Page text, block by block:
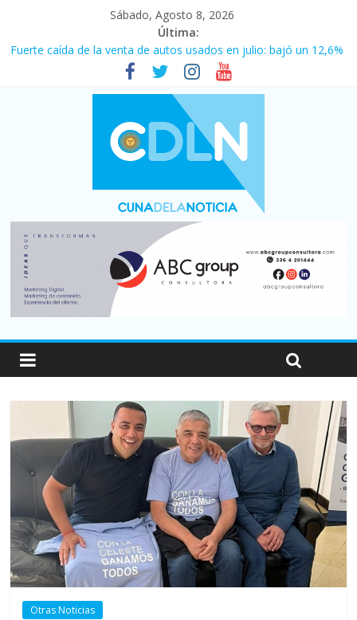
Sábado, Agosto 8, 2026
Última:
Fuerte caída de la venta de autos usados en julio: bajó un 12,6%
Central venció 1 a 0 al River de Coudet en el Monumental
La morosidad alcanzó su nivel más alto en dos décadas y ya
afecta a 400 mil deudores en Santa Fe
Desde que asumió Milei cerraron 41.000 kioscos: el sector
denuncia crisis como en 2001
Vacaciones de invierno con más movimiento y consumo
turístico: 4,6 millones de personas viajaron por el país, un 5,9%
Otras Noticias